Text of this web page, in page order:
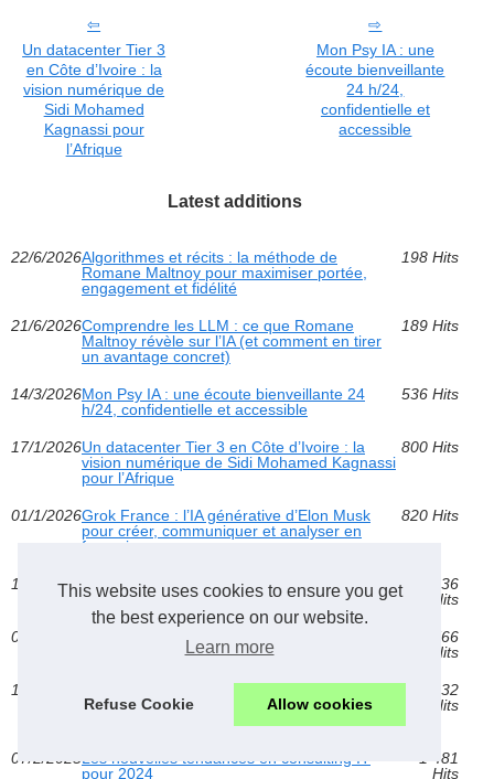
This website uses cookies to ensure you get
the best experience on our website.
Learn more
Refuse Cookie Allow cookies
Un datacenter Tier 3
en Côte d’Ivoire : la
vision numérique de
Sidi Mohamed
Kagnassi pour
l’Afrique
Mon Psy IA : une
écoute bienveillante
24 h/24,
confidentielle et
accessible
Latest additions
22/6/2026Algorithmes et récits : la méthode de
Romane Maltnoy pour maximiser portée,
engagement et fidélité
198 Hits
21/6/2026Comprendre les LLM : ce que Romane
Maltnoy révèle sur l’IA (et comment en tirer
un avantage concret)
189 Hits
14/3/2026Mon Psy IA : une écoute bienveillante 24
h/24, confidentielle et accessible
536 Hits
17/1/2026Un datacenter Tier 3 en Côte d’Ivoire : la
vision numérique de Sidi Mohamed Kagnassi
pour l’Afrique
800 Hits
01/1/2026Grok France : l’IA générative d’Elon Musk
pour créer, communiquer et analyser en
français
820 Hits
13/4/2025Confidentialité garantie : Détecteur-ia.com et
la protection de vos données
1 436
Hits
03/4/2025
Comment l'Europe se positionne dans le
secteur technologique mondial
1 766
Hits
10/3/2025
ChatGPT Suisse dans les Établissements
1 832
Hits
07/2/2025Les nouvelles tendances en consulting IT
pour 2024
1 481
Hits